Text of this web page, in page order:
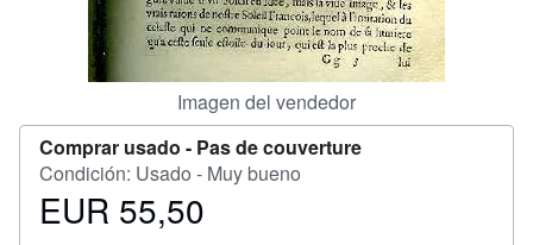
Imagen del vendedor
Comprar usado - Pas de couverture
Condición: Usado - Muy bueno
Precio
EUR 55,50